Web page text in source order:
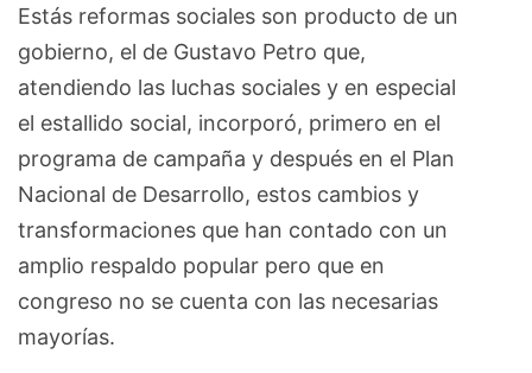
Estás reformas sociales son producto de un
gobierno, el de Gustavo Petro que,
atendiendo las luchas sociales y en especial
el estallido social, incorporó, primero en el
programa de campaña y después en el Plan
Nacional de Desarrollo, estos cambios y
transformaciones que han contado con un
amplio respaldo popular pero que en
congreso no se cuenta con las necesarias
mayorías.